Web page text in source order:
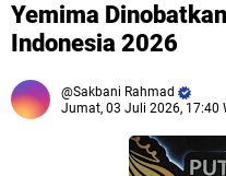
Yemima
Indonesia 2026
Sakbani Rahmad
Jumat, 03 Juli 2026, 17:40